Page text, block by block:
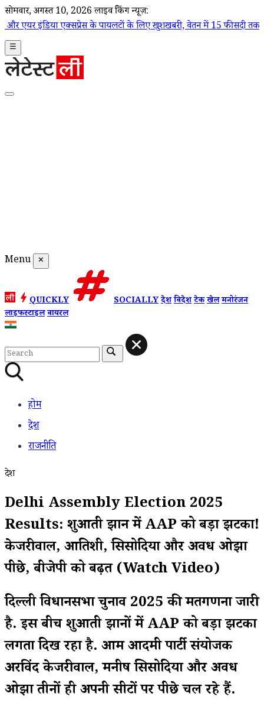
सोमवार, अगस्त 10, 2026 लाइव ब्रेकिंग न्यूज़:
के पायलटों के लिए खुशखबरी, वेतन में 15 फीसदी तक बढ़ोतरी का
☰
Menu ✕
QUICKLY SOCIALLYदेशविदेशटेकखेलमनोरंजन
लाइफस्टाइलवायरल
होम
देश
राजनीति
देश
Delhi Assembly Election 2025
Results: शुरुआती रुझान में AAP को बड़ा झटका!
केजरीवाल, आतिशी, सिसोदिया और अवध ओझा
पीछे, बीजेपी को बढ़त (Watch Video)
दिल्ली विधानसभा चुनाव 2025 की मतगणना जारी
है. इस बीच शुरुआती रुझानों में AAP को बड़ा झटका
लगता दिख रहा है. आम आदमी पार्टी संयोजक
अरविंद केजरीवाल, मनीष सिसोदिया और अवध
ओझा तीनों ही अपनी सीटों पर पीछे चल रहे हैं.